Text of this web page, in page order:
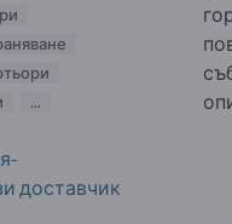
...
доставчик